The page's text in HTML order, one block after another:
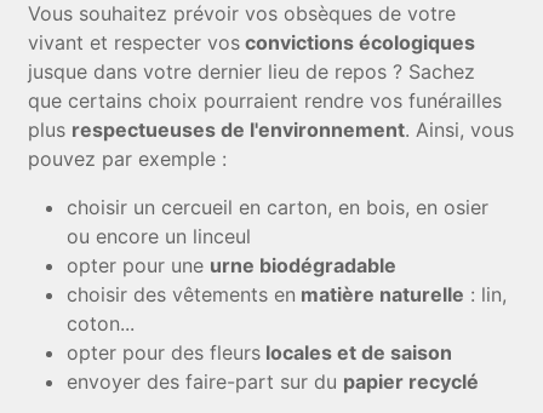
Vous souhaitez prévoir vos obsèques de votre
vivant et respecter vos convictions écologiques
jusque dans votre dernier lieu de repos ? Sachez
que certains choix pourraient rendre vos funérailles
plus respectueuses de l'environnement. Ainsi, vous
pouvez par exemple :
choisir un cercueil en carton, en bois, en osier
ou encore un linceul
opter pour une urne biodégradable
choisir des vêtements en matière naturelle : lin,
coton...
opter pour des fleurs locales et de saison
envoyer des faire-part sur du papier recyclé